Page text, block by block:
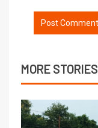
MORE STORIES